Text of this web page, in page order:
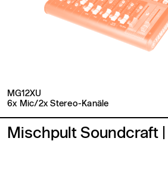
MG12XU
6x Mic/2x Stereo-Kanäle
Mischpult Soundcraft